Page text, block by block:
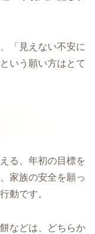
「見えない不安に
いう願い方はとて
る、年初の目標を
家族の安全を願っ
動です。
などは、どちらか